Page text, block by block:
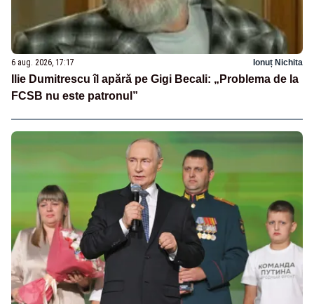
6 aug. 2026, 17:17 Ionuț Nichita
Ilie Dumitrescu îl apără pe Gigi Becali: „Problema de la
FCSB nu este patronul”